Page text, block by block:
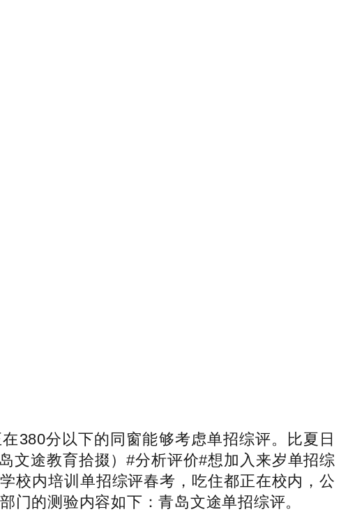
分以下的同窗能够考虑单招综评。比夏日
文途教育拾掇）#分析评价#想加入来岁单招综
校内培训单招综评春考，吃住都正在校内，公
门的测验内容如下：青岛文途单招综评。